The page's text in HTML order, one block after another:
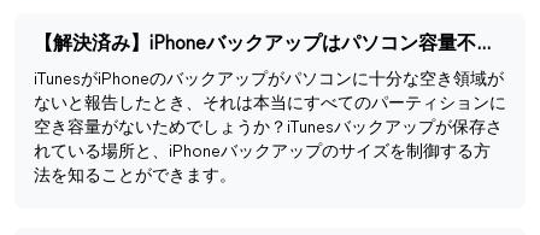
【解決済み】iPhoneバックアップはパソコン容量不足でできない
iTunesがiPhoneのバックアップがパソコンに十分な空き領域が
ないと報告したとき、それは本当にすべてのパーティションに
空き容量がないためでしょうか？iTunesバックアップが保存さ
れている場所と、iPhoneバックアップのサイズを制御する方
法を知ることができます。